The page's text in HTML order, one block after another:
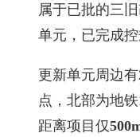
属于已批的三
单元，已完成控
更新单元周边
点，北部为地铁
距离项目仅